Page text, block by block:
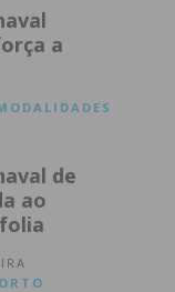
a
de
ao